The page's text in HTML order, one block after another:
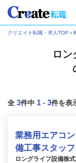
クリエイト転職・求人TOP ＞
ロン
全 3件中 1 - 3件を表
業務用エアコ
備工事スタッフ
ロングライフ設備株